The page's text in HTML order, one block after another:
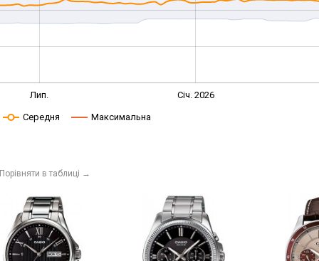
Лип. Січ. 2026
Середня Максимальна
Порівняти в таблиці →